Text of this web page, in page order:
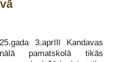
3.aprīlī Kandavas
pamatskolā tikās